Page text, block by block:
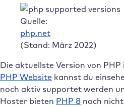
Quelle:
php.net
(Stand: März 2022)
Die aktuellste Version von PHP
PHP Website kannst du
noch aktiv supportet werden
Hoster bieten PHP 8 noch